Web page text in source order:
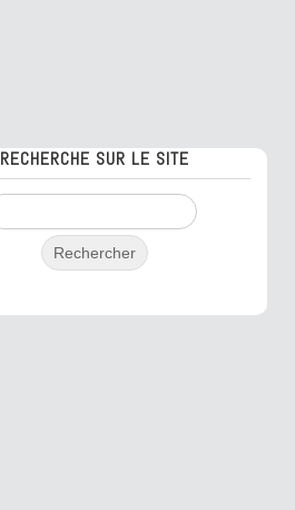
RECHERCHE SUR LE SITE